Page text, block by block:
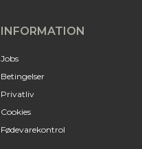
INFORMATION
Jobs
Betingelser
Privatliv
Cookies
Fødevarekontrol